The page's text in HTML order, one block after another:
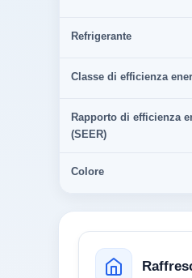
Refrigerante
Classe di efficienza
Rapporto di efficienza
(SEER)
Colore